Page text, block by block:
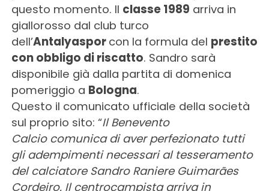
questo momento. Il classe 1989 arriva in
giallorosso dal club turco
dell’Antalyaspor con la formula del prestito
con obbligo di riscatto. Sandro sarà
disponibile già dalla partita di domenica
pomeriggio a Bologna.
Questo il comunicato ufficiale della società
sul proprio sito: “Il Benevento
Calcio comunica di aver perfezionato tutti
gli adempimenti necessari al tesseramento
del calciatore Sandro Raniere Guimarães
Cordeiro. Il centrocampista arriva in